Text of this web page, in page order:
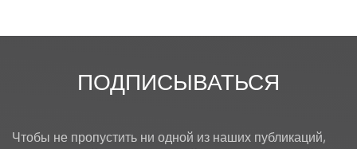
ПОДПИСЫВАТЬСЯ
Чтобы не пропустить ни одной из наших публикаций,